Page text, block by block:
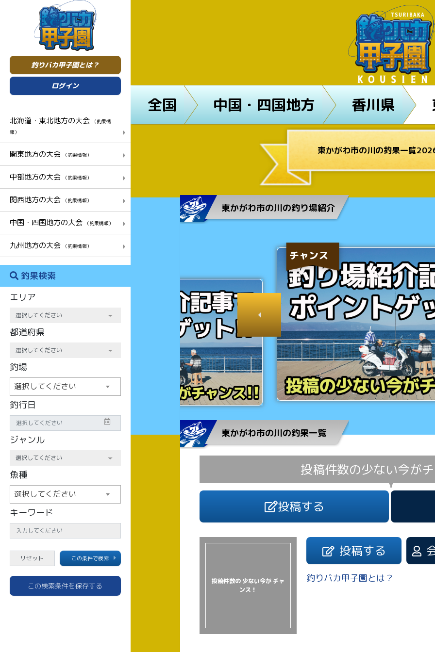
釣りバカ甲子園とは？
ログイン
北海道・東北地方の大会
（釣果情
報）
関東地方の大会 （釣果情報）
中部地方の大会 （釣果情報）
関西地方の大会 （釣果情報）
中国・四国地方の大会 （釣果情報）
九州地方の大会 （釣果情報）
釣果検索
エリア
都道府県
釣場
選択してください
釣行日
ジャンル
魚種
選択してください
キーワード
この条件で検索
この検索条件を保存する
全国 中国・四国地方 香川県
東かがわ市の川の釣果一覧
東かがわ市の川の釣り場紹介
チャンス
チャンス
東かがわ市の川の釣果一覧
投稿件数の少ない今が
投稿する
投稿件数の 少ない今が チャ
ンス！
投稿する
釣りバカ甲子園とは？